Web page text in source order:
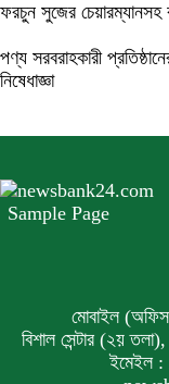
ফরচুন সুজের চেয়ারম্যানসহ
পণ্য সরবরাহকারী
নিষেধাজ্ঞা
Sample Page
মোবাইল
বিশাল সেন্টার (২য়
ইমেইল